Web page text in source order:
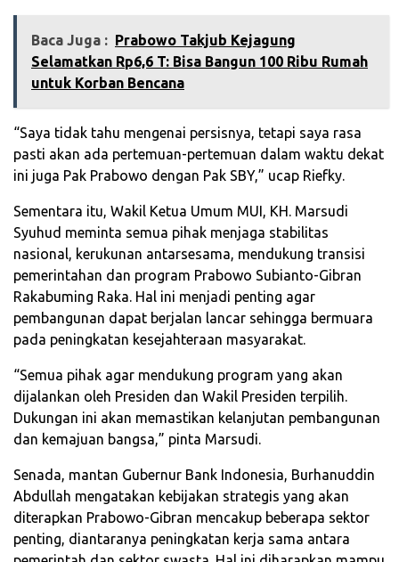
Baca Juga : Prabowo Takjub Kejagung
Selamatkan Rp6,6 T: Bisa Bangun 100 Ribu Rumah
untuk Korban Bencana
“Saya tidak tahu mengenai persisnya, tetapi saya rasa
pasti akan ada pertemuan-pertemuan dalam waktu dekat
ini juga Pak Prabowo dengan Pak SBY,” ucap Riefky.
Sementara itu, Wakil Ketua Umum MUI, KH. Marsudi
Syuhud meminta semua pihak menjaga stabilitas
nasional, kerukunan antarsesama, mendukung transisi
pemerintahan dan program Prabowo Subianto-Gibran
Rakabuming Raka. Hal ini menjadi penting agar
pembangunan dapat berjalan lancar sehingga bermuara
pada peningkatan kesejahteraan masyarakat.
“Semua pihak agar mendukung program yang akan
dijalankan oleh Presiden dan Wakil Presiden terpilih.
Dukungan ini akan memastikan kelanjutan pembangunan
dan kemajuan bangsa,” pinta Marsudi.
Senada, mantan Gubernur Bank Indonesia, Burhanuddin
Abdullah mengatakan kebijakan strategis yang akan
diterapkan Prabowo-Gibran mencakup beberapa sektor
penting, diantaranya peningkatan kerja sama antara